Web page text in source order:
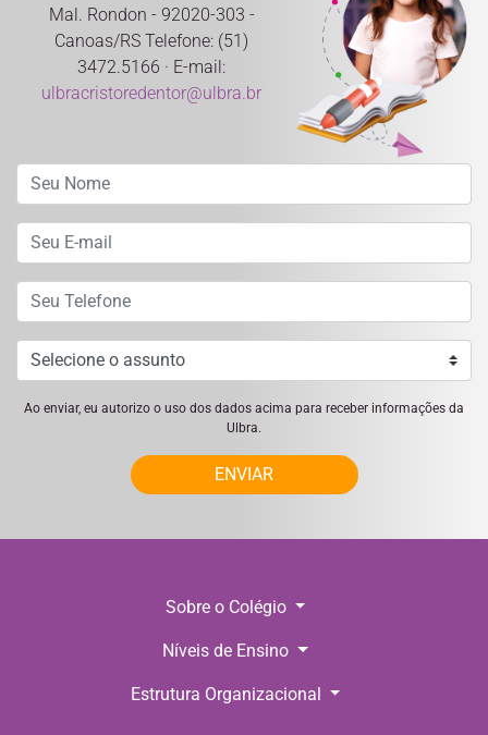
Mal. Rondon - 92020-303 -
Canoas/RS Telefone: (51)
3472.5166 · E-mail:
ulbracristoredentor@ulbra.br
Ao enviar, eu autorizo o uso dos dados acima para receber informações da
Ulbra.
ENVIAR
Sobre o Colégio
Níveis de Ensino
Estrutura Organizacional